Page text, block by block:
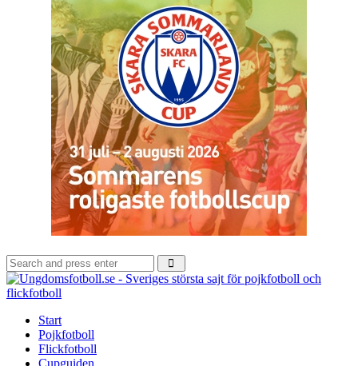
Search
for:
Start
Pojkfotboll
Flickfotboll
Cupguiden